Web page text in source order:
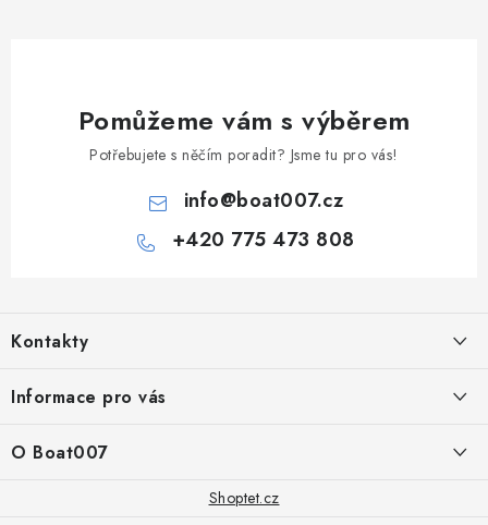
Pomůžeme vám s výběrem
Potřebujete s něčím poradit? Jsme tu pro vás!
info@boat007.cz
+420 775 473 808
p
a
Kontakty
+420 775 473 808
PŘÍJEM/VÝDEJ/SERVIS zakázek
Informace pro vás
O Boat007
Shoptet.cz